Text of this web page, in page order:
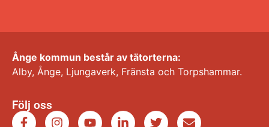
Ånge kommun består av tätorterna:
Alby, Ånge, Ljungaverk, Fränsta och Torpshammar.
Följ oss